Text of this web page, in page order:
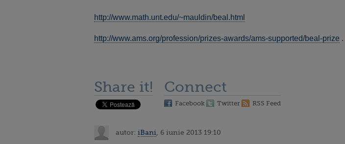
http://www.math.unt.edu/~mauldin/beal.html
http://www.ams.org/profession/prizes-awards/ams-supported/beal-prize .
Share it! Connect
Facebook Twitter RSS Feed
autor: iBani , 6 iunie 2013 19:10